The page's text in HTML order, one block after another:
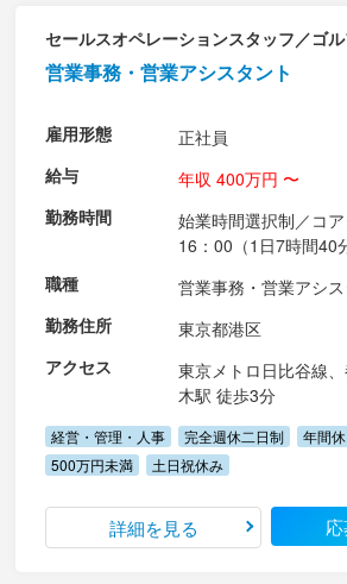
セールスオペレーションスタッフ／ゴ
営業事務・営業アシスタント
雇用形態
正社員
給与
年収 400万円 〜
勤務時間
始業時間選択制／コ
16：00（1日7時間40
職種
営業事務・営業アシス
勤務住所
東京都港区
アクセス
東京メトロ日比谷線
木駅 徒歩3分
経営・管理・人事 完全週休二日制
年間
500万円未満
土日祝休み
詳細を見る